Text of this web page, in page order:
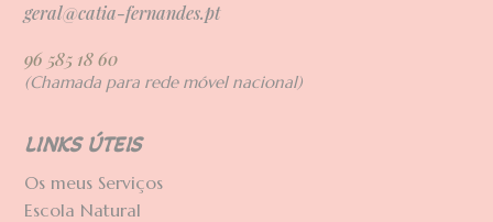
geral@catia-fernandes.pt
96 585 18 60
(Chamada para rede móvel nacional)
LINKS ÚTEIS
Os meus Serviços
Escola Natural